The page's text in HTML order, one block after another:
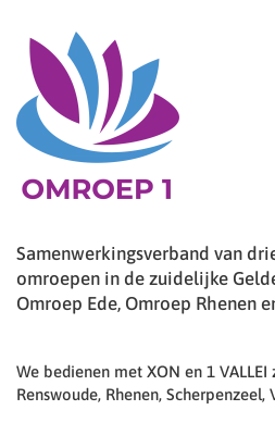
Samenwerkingsverband van
omroepen in de zuidelijke
Omroep Ede, Omroep Rhenen
We bedienen met XON en 1 VALLEI
Renswoude, Rhenen,